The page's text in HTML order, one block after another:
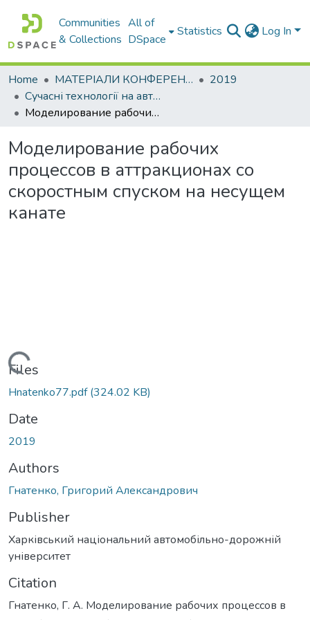
Communities
& Collections
All of
DSpace
Statistics Log In
Home МАТЕРІАЛИ КОНФЕРЕНЦІЙ
2019
Сучасні технології на автомобільному транспорті та машинобудуванні
Моделирование рабочих процессов в аттракционах со скоростным спуском на несущем канате
Моделирование рабочих
процессов в аттракционах со
скоростным спуском на несущем
канате
Loading...
Files
Hnatenko77.pdf(324.02 KB)
Date
2019
Authors
Гнатенко, Григорий Александрович
Publisher
Харківський національний автомобільно-дорожній
університет
Citation
Гнатенко, Г. А. Моделирование рабочих процессов в